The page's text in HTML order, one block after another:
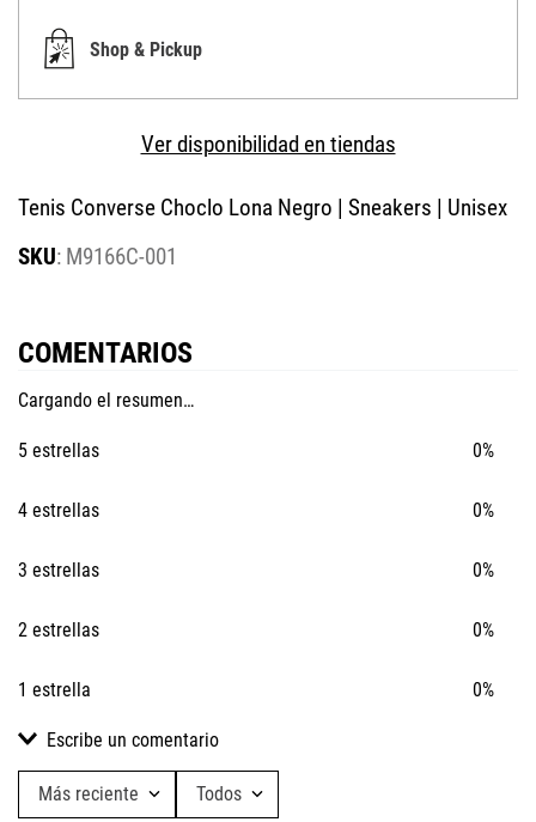
Shop & Pickup
Ver disponibilidad en tiendas
Tenis Converse Choclo Lona Negro | Sneakers | Unisex
: M9166C-001
COMENTARIOS
Cargando el resumen…
5 estrellas 0%
4 estrellas 0%
3 estrellas 0%
2 estrellas 0%
1 estrella 0%
Escribe un comentario
Más reciente Todos